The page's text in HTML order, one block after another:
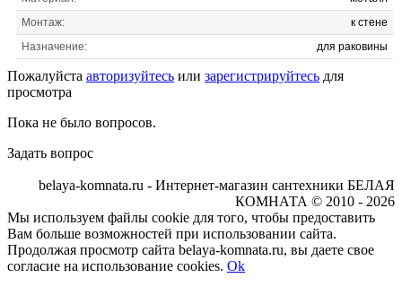
Монтаж:
к стене
Назначение:
для раковины
Пожалуйста авторизуйтесь или зарегистрируйтесь для
просмотра
Пока не было вопросов.
Задать вопрос
belaya-komnata.ru - Интернет-магазин сантехники БЕЛАЯ
КОМНАТА © 2010 - 2026
Мы используем файлы cookie для того, чтобы предоставить
Вам больше возможностей при использовании сайта.
Продолжая просмотр сайта belaya-komnata.ru, вы даете свое
согласие на использование cookies. Ok